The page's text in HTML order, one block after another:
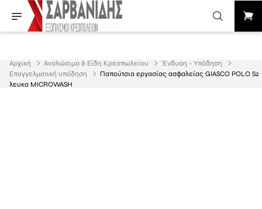
Αρχική Αναλώσιμα & Είδη Κρεοπωλείου
Ένδυση - Υπόδηση
Επαγγελματική υπόδηση
Παπούτσια εργασίας ασφαλείας GIASCO POLO S2
λευκα MICROWASH